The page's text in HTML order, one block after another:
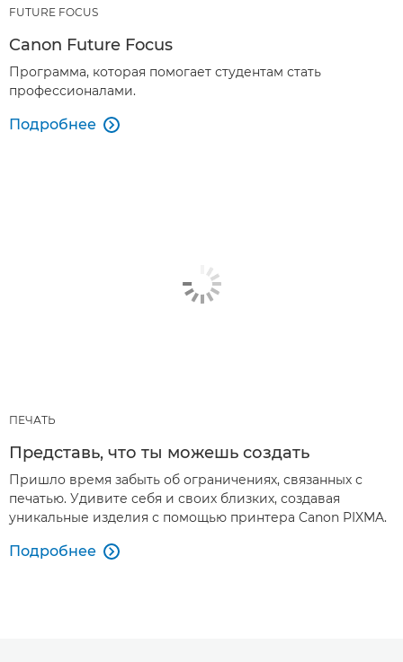
FUTURE FOCUS
Canon Future Focus
Программа, которая помогает студентам стать
профессионалами.
Подробнее 
ПЕЧАТЬ
Представь, что ты можешь создать
Пришло время забыть об ограничениях, связанных с
печатью. Удивите себя и своих близких, создавая
уникальные изделия с помощью принтера Canon PIXMA.
Подробнее 